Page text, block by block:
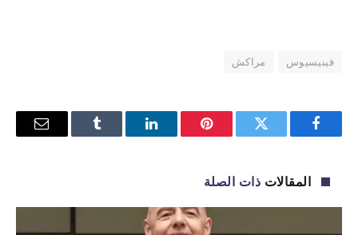
فينيسيوس مراكش
فيسبوك تويتر بينتيريستلينكدإن Tumblr
البريد
المقالات ذات الصلة